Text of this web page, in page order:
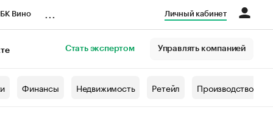
Вино Личный кабинет
Стать экспертом Управлять компанией
Финансы Недвижимость Ретейл Производство